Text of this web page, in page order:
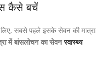
कैसे बचें
सबसे पहले इसके सेवन की मात्रा
में बांसलोचन का सेवनस्वास्थ्य